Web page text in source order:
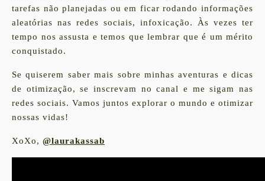
tarefas não planejadas ou em ficar rodando informações
aleatórias nas redes sociais, infoxicação. Às vezes ter
tempo nos assusta e temos que lembrar que é um mérito
conquistado.
Se quiserem saber mais sobre minhas aventuras e dicas
de otimização, se inscrevam no canal e me sigam nas
redes sociais. Vamos juntos explorar o mundo e otimizar
nossas vidas!
XoXo, @laurakassab